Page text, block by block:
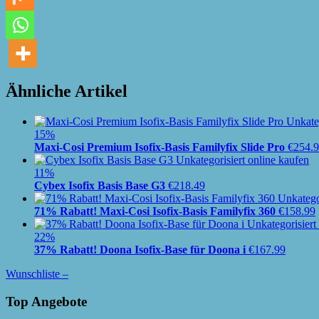
Ähnliche Artikel
15%
Maxi-Cosi Premium Isofix-Basis Familyfix Slide Pro €
11%
Cybex Isofix Basis Base G3 €218.49
71% Rabatt! Maxi-Cosi Isofix-Basis Familyfix 360 €158.99
22%
37% Rabatt! Doona Isofix-Base für Doona i €167.99
Wunschliste –
Top Angebote